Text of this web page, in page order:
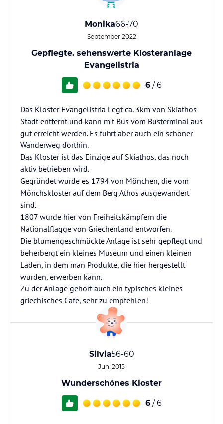
Monika66-70
September 2022
Gepflegte. sehenswerte Klosteranlage
Evangelistria
6 / 6
Das Kloster Evangelistria liegt ca. 3km von Skiathos
Stadt entfernt und kann mit Bus vom Busterminal aus
gut erreicht werden. Es führt aber auch ein schöner
Wanderweg dorthin.
Das Kloster ist das Einzige auf Skiathos, das noch
aktiv betrieben wird.
Gegründet wurde es 1794 von Mönchen, die vom
Mönchskloster auf dem Berg Athos ausgewandert
sind.
1807 wurde hier von Freiheitskämpfern die
Nationalflagge von Griechenland entworfen.
Die blumengeschmückte Anlage ist sehr gepflegt und
beherbergt ein kleines Museum und einen kleinen
Laden, in dem man Produkte, die hier hergestellt
wurden, erwerben kann.
Zu der Anlage gehört auch ein typisches kleines
griechisches Cafe, sehr zu empfehlen!
Silvia56-60
Juni 2015
Wunderschönes Kloster
6 / 6